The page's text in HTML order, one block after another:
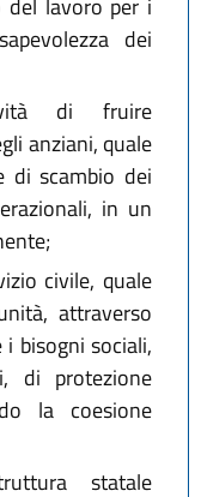
del lavoro per i
dei
di fruire
anziani, quale
di scambio dei
in un
civile, quale
attraverso
bisogni sociali,
di protezione
la coesione
statale